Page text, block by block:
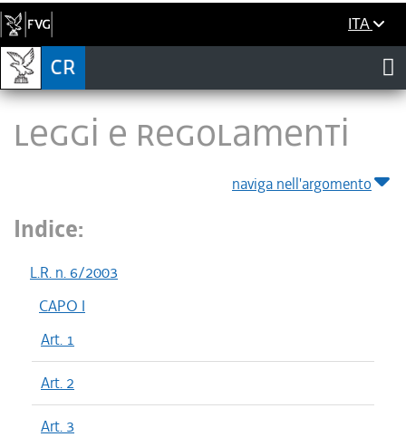
ITA
LEGGI E REGOLAMENTI
naviga nell'argomento
Indice:
L.R. n. 6/2003
CAPO I
Art. 1
Art. 2
Art. 3